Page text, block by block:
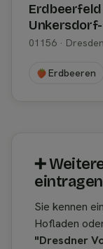
01156 ·
Erdbeeren
➕︎
eintragen
Sie kennen
Hofladen
"Dresdner